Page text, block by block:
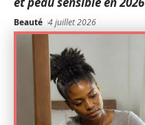
Beauté 4 juillet 2026